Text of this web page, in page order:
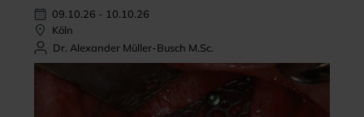
09.10.26 - 10.10.26
Köln
Dr. Alexander Müller-Busch M.Sc.